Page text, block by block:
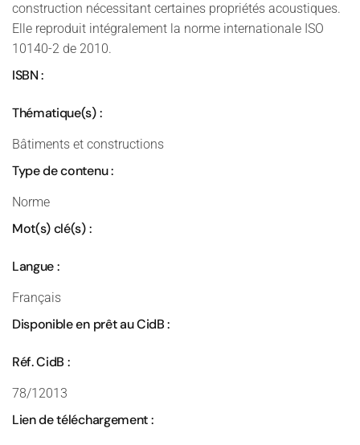
construction nécessitant certaines propriétés acoustiques.
Elle reproduit intégralement la norme internationale ISO
10140-2 de 2010.
ISBN :
Thématique(s) :
Bâtiments et constructions
Type de contenu :
Norme
Mot(s) clé(s) :
Langue :
Français
Disponible en prêt au CidB :
Réf. CidB :
78/12013
Lien de téléchargement :